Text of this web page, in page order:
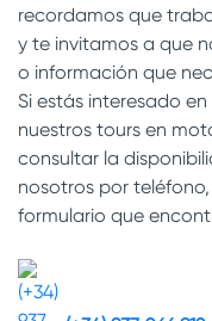
recordamos que
y te invitamos a que
o información que
Si estás interesado
nuestros tours en
consultar la
nosotros por
formulario que